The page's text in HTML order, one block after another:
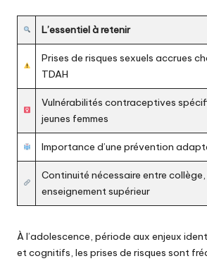
L’essentiel à retenir
Prises de risques sexuels accrues
TDAH
Vulnérabilités contraceptives
jeunes femmes
Importance d’une prévention
Continuité nécessaire entre
enseignement supérieur
À l’adolescence, période aux enjeux
et cognitifs, les prises de risques sont